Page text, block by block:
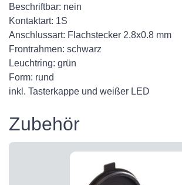
Beschriftbar: nein
Kontaktart: 1S
Anschlussart: Flachstecker 2.8x0.8 mm
Frontrahmen: schwarz
Leuchtring: grün
Form: rund
inkl. Tasterkappe und weißer LED
Zubehör